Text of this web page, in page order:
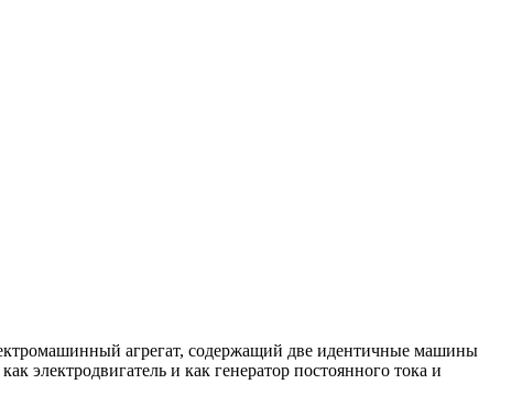
агрегат, содержащий две идентичные машины
и как генератор постоянного тока и